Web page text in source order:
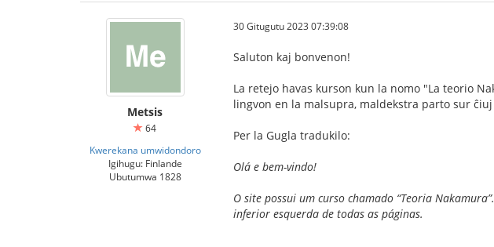
Metsis
64
Kwerekana umwidondoro
Igihugu: Finlande
Ubutumwa 1828
30 Gitugutu 2023 07:39:08
Saluton kaj bonvenon!
La retejo havas kurson kun la nomo "La teorio
lingvon en la malsupra, maldekstra parto sur
Per la Gugla tradukilo:
Olá e bem-vindo!
O site possui um curso chamado “Teoria
inferior esquerda de todas as páginas.